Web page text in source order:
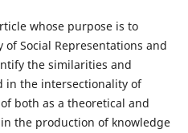
whose purpose is to
Social Representations and
the similarities and
in the intersectionality of
both as a theoretical and
the production of knowledge